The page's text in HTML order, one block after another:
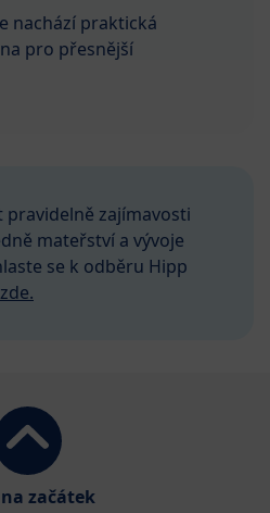
nachází praktická
pro přesnější
pravidelně zajímavosti
mateřství a vývoje
se k odběru Hipp
začátek